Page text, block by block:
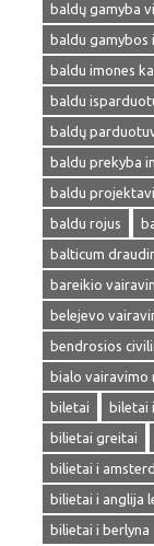
baldų gamyba
baldu gamybos
baldu imones
baldu
baldų
baldu prekyba
baldu
baldu rojus
balticum
bareikio
belejevo
bendrosios
bialo vairavimo
biletai
biletai
bilietai greitai
bilietai i
bilietai i anglija
bilietai i berlyna